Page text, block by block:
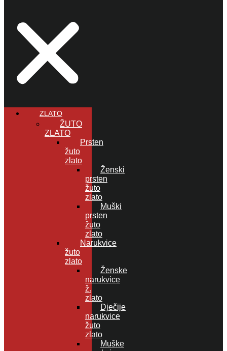
ZLATO
ŽUTO
ZLATO
Prsten
žuto
zlato
Ženski
prsten
žuto
zlato
Muški
prsten
žuto
zlato
Narukvice
žuto
zlato
Ženske
narukvice
ž.
zlato
Dječije
narukvice
žuto
zlato
Muške